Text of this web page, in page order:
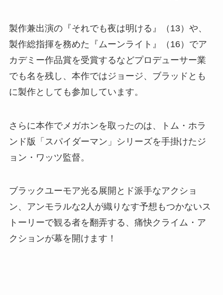
製作兼出演の『それでも夜は明ける』（13）や、
製作総指揮を務めた『ムーンライト』（16）でア
カデミー作品賞を受賞するなどプロデューサー業
でも名を残し、本作ではジョージ、ブラッドとも
に製作としても参加しています。
さらに本作でメガホンを取ったのは、トム・ホラ
ンド版「スパイダーマン」シリーズを手掛けたジ
ョン・ワッツ監督。
ブラックユーモア光る展開とド派手なアクショ
ン、アンモラルな2人が織りなす予想もつかないス
トーリーで観る者を翻弄する、痛快クライム・ア
クションが幕を開けます！